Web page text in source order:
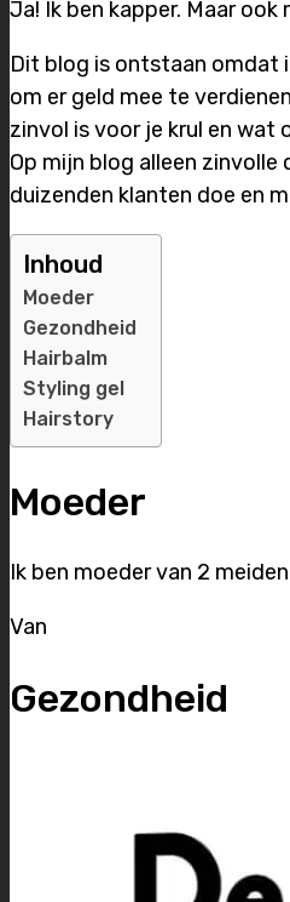
Ja! Ik ben kapper. Maar
Dit blog is ontstaan omdat
om er geld mee te
zinvol is voor je krul en wat
Op mijn blog alleen
duizenden klanten doe en
Inhoud
Moeder
Gezondheid
Hairbalm
Styling gel
Hairstory
Moeder
Ik ben moeder van 2
Van
Gezondheid